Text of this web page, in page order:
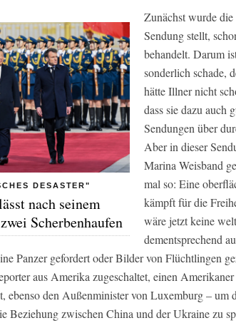
DESASTER"
nach seinem
Scherbenhaufen
Zunächst wurde
Sendung stellt,
behandelt. Darum
sonderlich schade,
hätte Illner nicht
dass sie dazu auch
Sendungen über
Aber in dieser
Marina Weisband
mal so: Eine
kämpft für die
wäre jetzt keine
dementsprechend
Panzer gefordert oder Bilder von Flüchtlingen
aus Amerika zugeschaltet, einen
ebenso den Außenminister von Luxemburg – um
Beziehung zwischen China und der Ukraine zu